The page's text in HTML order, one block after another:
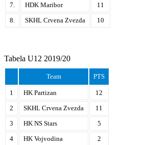
7.
HDK Maribor
11
8.
SKHL Crvena Zvezda 10
Tabela U12 2019/20
Team PTS
1 HK Partizan
12
2
SKHL Crvena Zvezda
11
3
HK NS Stars
5
4
HK Vojvodina 2